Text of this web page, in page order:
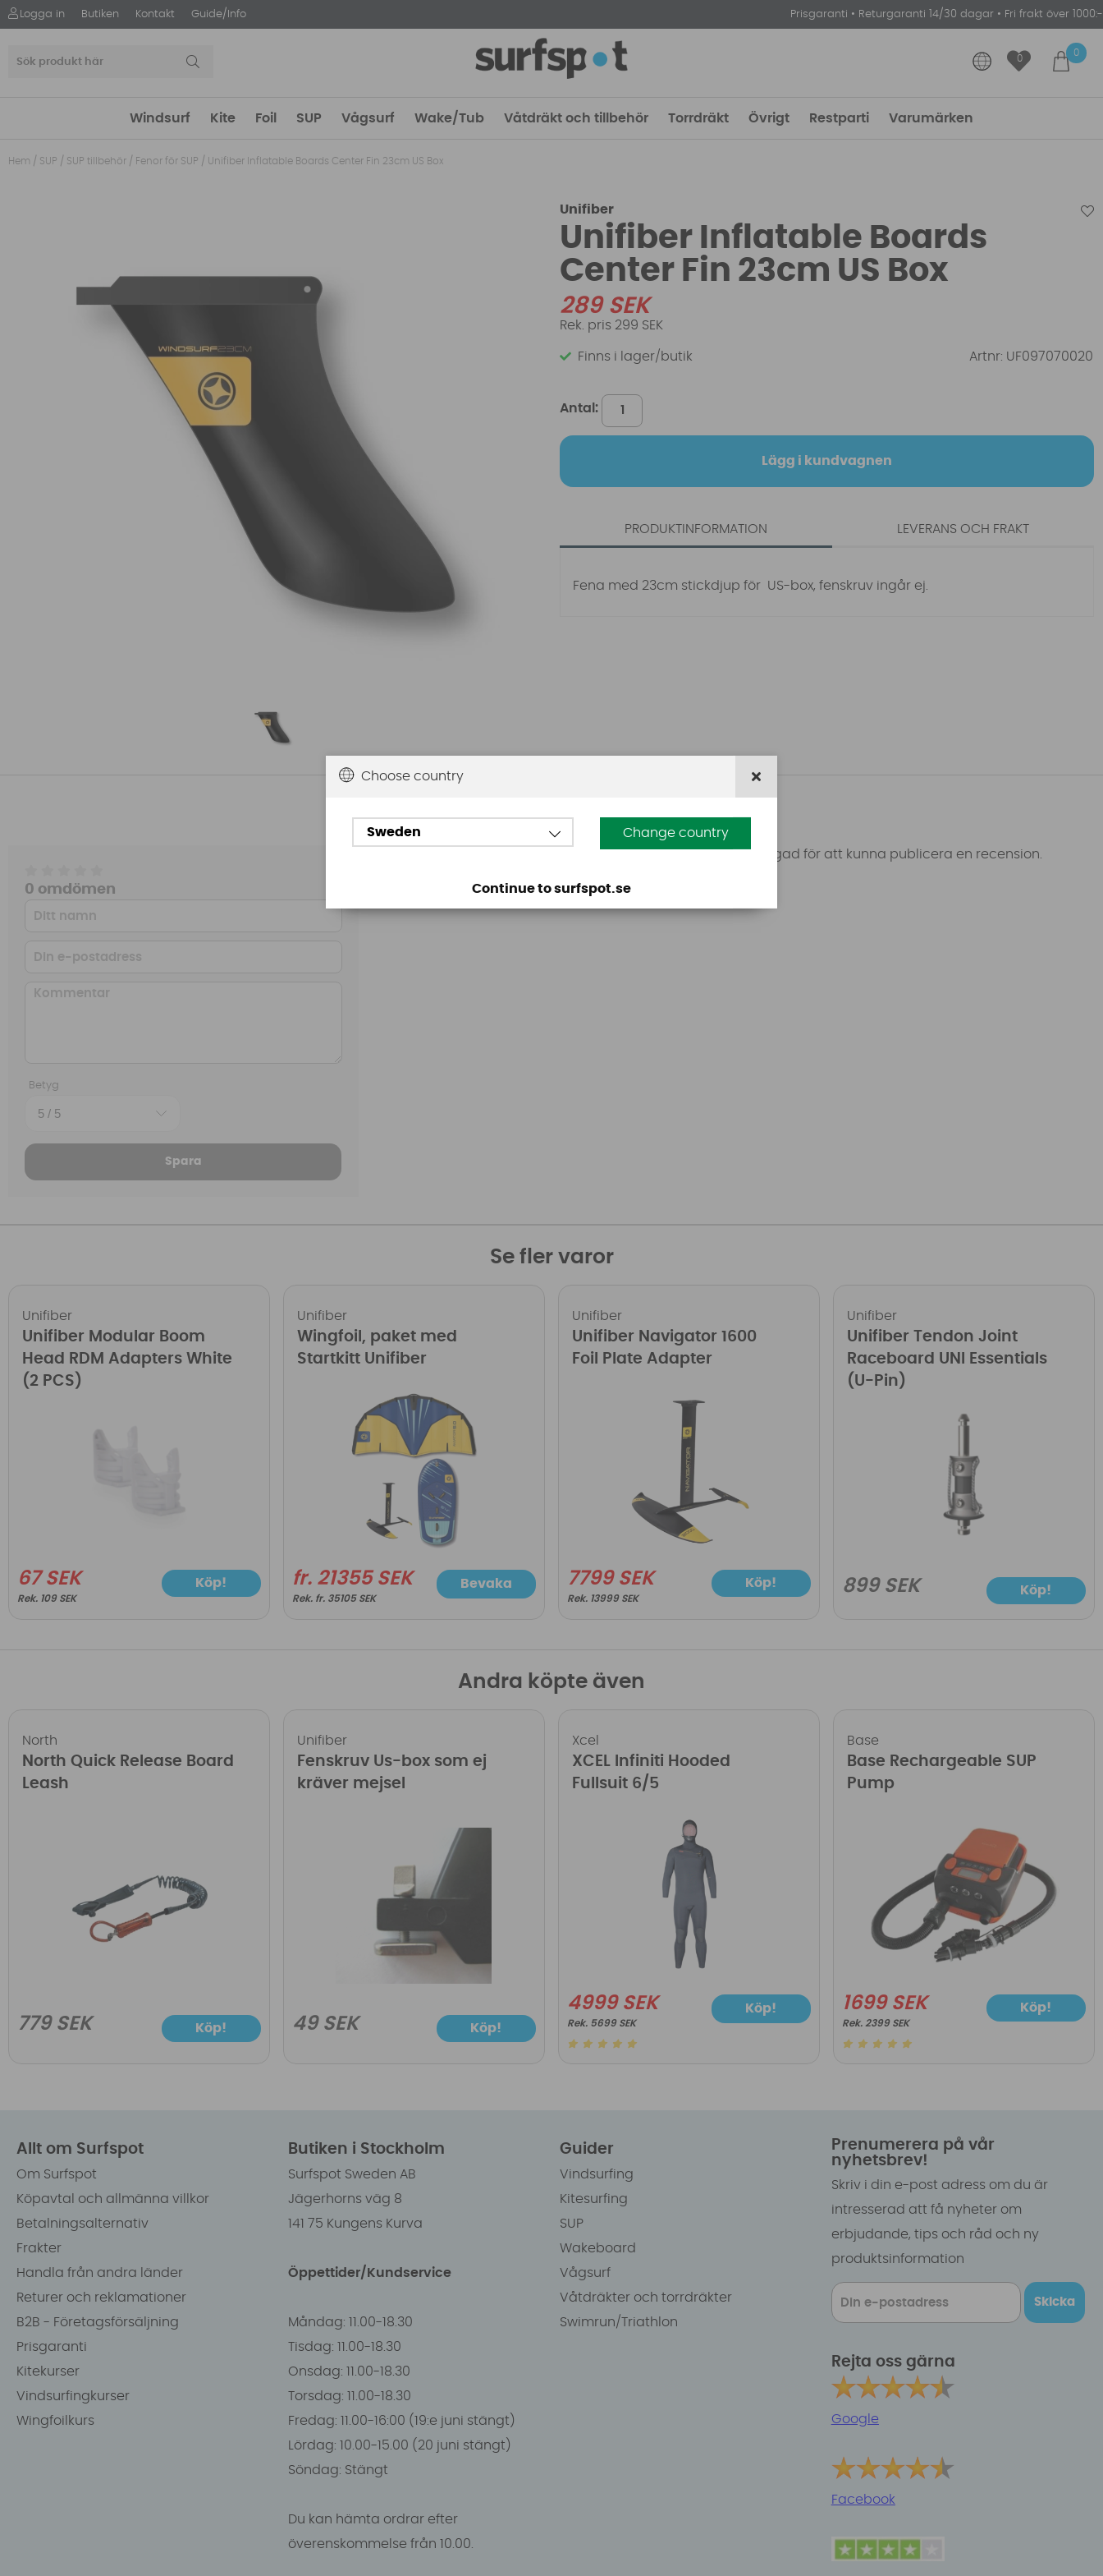
Logga in Butiken Kontakt Guide/Info Prisgaranti • Returgaranti 14/30 dagar • Fri frakt över 1000:-
0
0
Windsurf Kite Foil SUP Vågsurf Wake/Tub Våtdräkt och tillbehör Torrdräkt Övrigt Restparti Varumärken
Hem / SUP / SUP tillbehör / Fenor för SUP / Unifiber Inflatable Boards Center Fin 23cm US Box
Unifiber
Unifiber Inflatable Boards
Center Fin 23cm US Box
289SEK
299 SEK
Finns i lager/butik Artnr: UF097070020
Antal:
Lägg i kundvagnen
PRODUKTINFORMATION
Fena med 23cm stickdjup för US-box, fenskruv ingår ej.
LEVERANS OCH FRAKT
0 omdömen
Betyg
Spara
Den här produkten har inga recensioner. Du måste vara inloggad för att kunna publicera en recension.
Se fler varor
Unifiber
Unifiber Modular Boom
Head RDM Adapters White
(2 PCS)
67 SEK
109 SEK
Köp!
Unifiber
Wingfoil, paket med
Startkitt Unifiber
fr. 21355 SEK
fr. 35105 SEK
Bevaka
Unifiber
Unifiber Navigator 1600
Foil Plate Adapter
7799 SEK
13999 SEK
Köp!
Unifiber
Unifiber Tendon Joint
Raceboard UNI Essentials
(U-Pin)
899 SEK Köp!
Andra köpte även
North
North Quick Release Board
Leash
779 SEK Köp!
Unifiber
Fenskruv Us-box som ej
kräver mejsel
49 SEK Köp!
Xcel
XCEL Infiniti Hooded
Fullsuit 6/5
4999 SEK
5699 SEK
Köp!
Base
Base Rechargeable SUP
Pump
1699 SEK
2399 SEK
Köp!
Allt om Surfspot
Om Surfspot
Köpavtal och allmänna villkor
Betalningsalternativ
Frakter
Handla från andra länder
Returer och reklamationer
B2B - Företagsförsäljning
Prisgaranti
Kitekurser
Vindsurfingkurser
Wingfoilkurs
Butiken i Stockholm
Surfspot Sweden AB
Jägerhorns väg 8
141 75 Kungens Kurva
Öppettider/Kundservice
Måndag: 11.00-18.30
Tisdag: 11.00-18.30
Onsdag: 11.00-18.30
Torsdag: 11.00-18.30
Fredag: 11.00-16:00 (19:e juni stängt)
Lördag: 10.00-15.00 (20 juni stängt)
Söndag: Stängt
Du kan hämta ordrar efter
överenskommelse från 10.00.
Guider
Vindsurfing
Kitesurfing
SUP
Wakeboard
Vågsurf
Våtdräkter och torrdräkter
Swimrun/Triathlon
Prenumerera på vår
nyhetsbrev!
Skriv i din e-post adress om du är
intresserad att få nyheter om
erbjudande, tips och råd och ny
produktsinformation
Skicka
Rejta oss gärna
Google
Facebook
Choose country
Sweden Change country
Continue to surfspot.se